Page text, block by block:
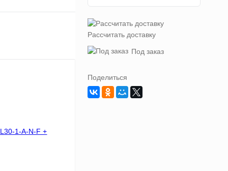
Рассчитать доставку
Под заказ
Поделиться